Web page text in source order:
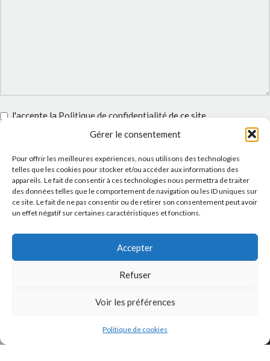
Gérer le consentement
Pour offrir les meilleures expériences, nous utilisons des technologies
telles que les cookies pour stocker et/ou accéder aux informations des
appareils. Le fait de consentir à ces technologies nous permettra de traiter
des données telles que le comportement de navigation ou les ID uniques sur
ce site. Le fait de ne pas consentir ou de retirer son consentement peut avoir
un effet négatif sur certaines caractéristiques et fonctions.
Accepter
Refuser
Voir les préférences
Politique de cookies
J'accepte la Politique de confidentialitéde ce site.
INSTAGRAM